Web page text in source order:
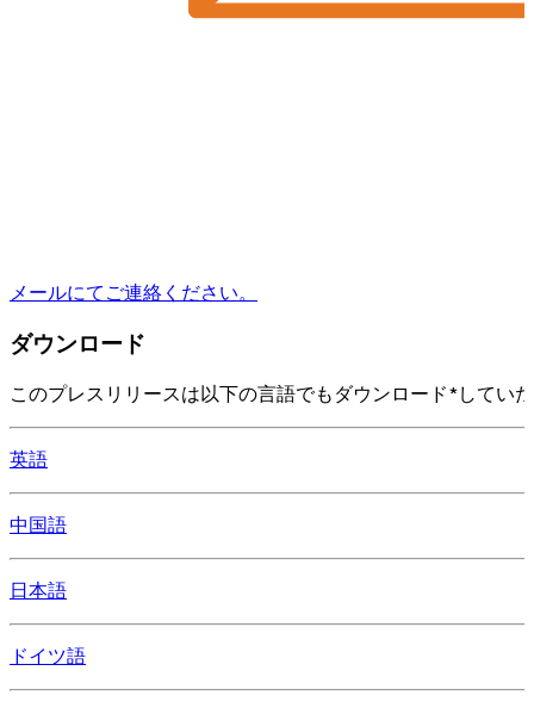
メールにてご連絡ください。
ダウンロード
このプレスリリースは以下の言語でもダウンロード*してい
英語
中国語
日本語
ドイツ語